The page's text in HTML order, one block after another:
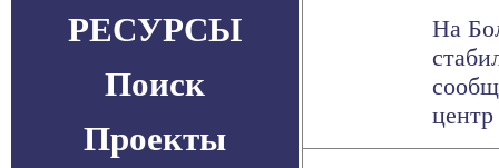
РЕСУРСЫ
Поиск
Проекты
На